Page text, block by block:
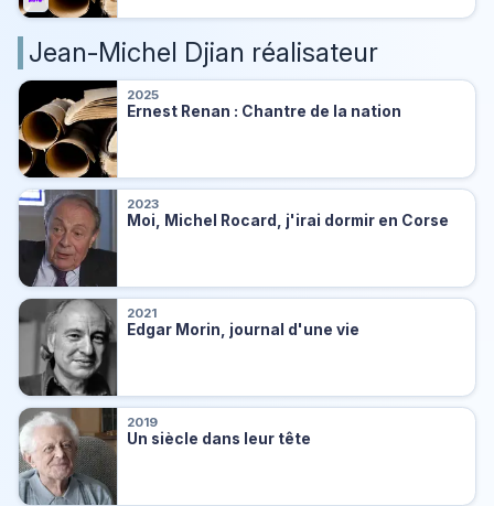
Jean-Michel Djian réalisateur
2025
Ernest Renan : Chantre de la nation
2023
Moi, Michel Rocard, j'irai dormir en Corse
2021
Edgar Morin, journal d'une vie
2019
Un siècle dans leur tête